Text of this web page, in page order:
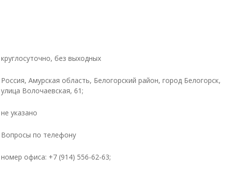
круглосуточно, без выходных
Россия, Амурская область, Белогорский район, город Белогорск,
улица Волочаевская, 61;
не указано
Вопросы по телефону
номер офиса: +7 (914) 556-62-63;